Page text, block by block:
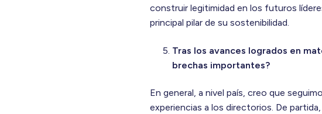
construir legitimidad en los futuros
principal pilar de su sostenibilidad.
Tras los avances logrados en
brechas importantes?
En general, a nivel país, creo que
experiencias a los directorios. De